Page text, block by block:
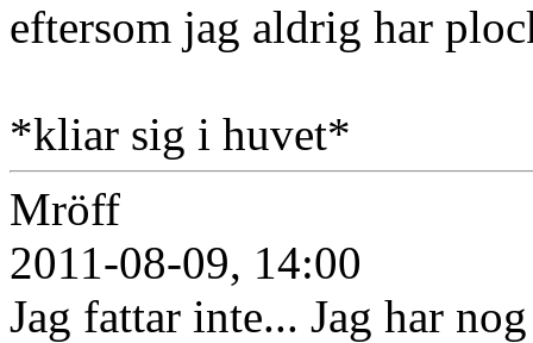
eftersom jag aldrig har
*kliar sig i huvet*
Mröff
2011-08-09, 14:00
Jag fattar inte... Jag har